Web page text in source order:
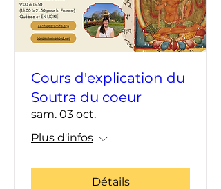
Cours d'explication du
Soutra du coeur
sam. 03 oct.
Plus d'infos
Détails